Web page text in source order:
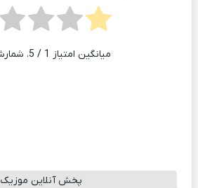
میانگین امتیاز 1 / 5. شمارش آرا:
پخش آنلاین موزیک